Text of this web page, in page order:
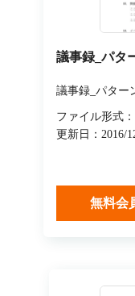
議事録_パタ
議事録_パター
ファイル形式
更新日：2016/
無料会